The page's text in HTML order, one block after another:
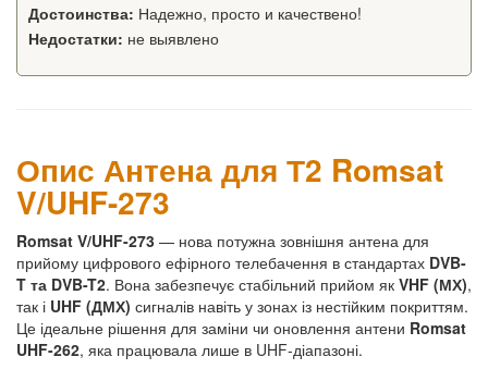
Достоинства: Надежно, просто и качествено!
Недостатки: не выявлено
Опис Антена для Т2 Romsat
V/UHF-273
Romsat V/UHF-273 — нова потужна зовнішня антена для
прийому цифрового ефірного телебачення в стандартах DVB-
T та DVB-T2. Вона забезпечує стабільний прийом як VHF (МХ),
так і UHF (ДМХ) сигналів навіть у зонах із нестійким покриттям.
Це ідеальне рішення для заміни чи оновлення антени Romsat
UHF-262, яка працювала лише в UHF-діапазоні.